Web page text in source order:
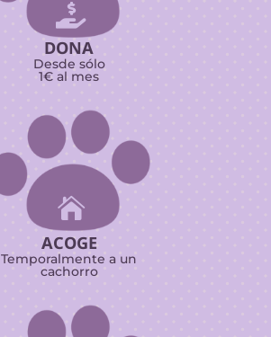

DONA
Desde sólo
1€ al mes

ACOGE
Temporalmente a un
cachorro